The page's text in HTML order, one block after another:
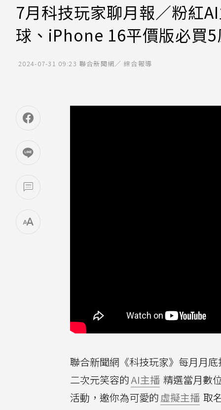
7月科技玩家聊月報／粉紅
球、iPhone 16平價版必買
2024-07-31 09:23 聯合新聞網／ 綜合報導
聯合新聞網《科技玩家》每月月
二次元笑容的AI主播 精選當月數
活動，邀你為可愛的虛擬主播 取